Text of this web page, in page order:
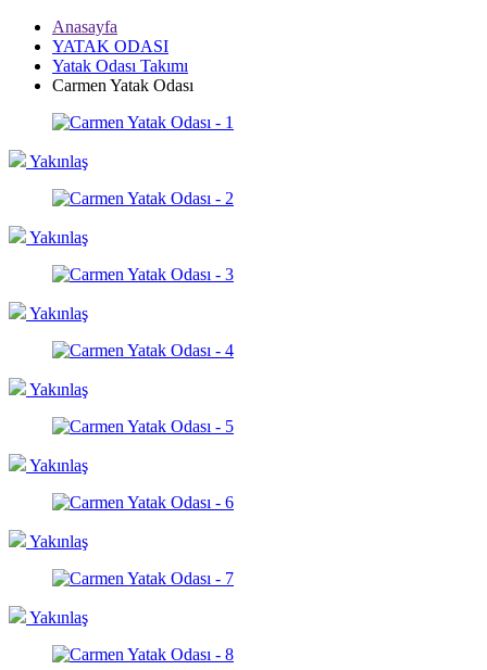
Anasayfa
YATAK ODASI
Yatak Odası Takımı
Carmen Yatak Odası
Yakınlaş
Yakınlaş
Yakınlaş
Yakınlaş
Yakınlaş
Yakınlaş
Yakınlaş